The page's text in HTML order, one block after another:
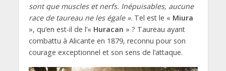
sont que muscles et nerfs. Inépuisables, aucune
race de taureau ne les égale ». Tel est le « Miura
», qu’en est-il de l’« Huracan » ? Taureau ayant
combattu à Alicante en 1879, reconnu pour son
courage exceptionnel et son sens de l’attaque.